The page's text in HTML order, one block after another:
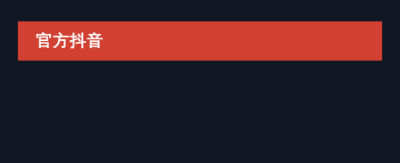
官方抖音